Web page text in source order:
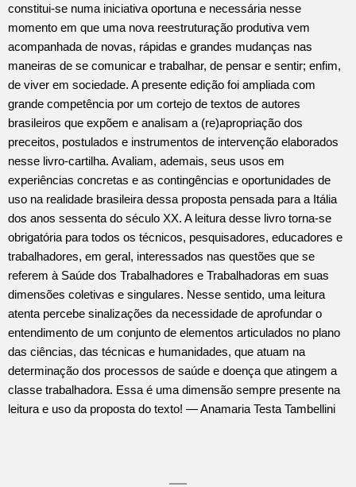
constitui-se numa iniciativa oportuna e necessária nesse
momento em que uma nova reestruturação produtiva vem
acompanhada de novas, rápidas e grandes mudanças nas
maneiras de se comunicar e trabalhar, de pensar e sentir; enfim,
de viver em sociedade. A presente edição foi ampliada com
grande competência por um cortejo de textos de autores
brasileiros que expõem e analisam a (re)apropriação dos
preceitos, postulados e instrumentos de intervenção elaborados
nesse livro-cartilha. Avaliam, ademais, seus usos em
experiências concretas e as contingências e oportunidades de
uso na realidade brasileira dessa proposta pensada para a Itália
dos anos sessenta do século XX. A leitura desse livro torna-se
obrigatória para todos os técnicos, pesquisadores, educadores e
trabalhadores, em geral, interessados nas questões que se
referem à Saúde dos Trabalhadores e Trabalhadoras em suas
dimensões coletivas e singulares. Nesse sentido, uma leitura
atenta percebe sinalizações da necessidade de aprofundar o
entendimento de um conjunto de elementos articulados no plano
das ciências, das técnicas e humanidades, que atuam na
determinação dos processos de saúde e doença que atingem a
classe trabalhadora. Essa é uma dimensão sempre presente na
leitura e uso da proposta do texto! — Anamaria Testa Tambellini